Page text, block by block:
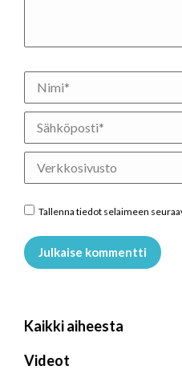
Nimi *
Sähköposti *
Verkkosivusto
Tallenna tiedot selaimeen
Julkaise kommentti
Kaikki aiheesta
Videot